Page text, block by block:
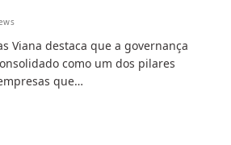
Viana destaca que a governança
como um dos pilares
que…